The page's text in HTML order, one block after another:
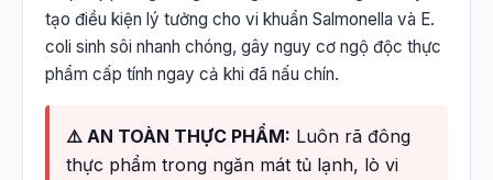
tạo điều kiện lý tưởng cho vi khuẩn Salmonella và E.
coli sinh sôi nhanh chóng, gây nguy cơ ngộ độc thực
phẩm cấp tính ngay cả khi đã nấu chín.
⚠️ AN TOÀN THỰC PHẨM: Luôn rã đông
thực phẩm trong ngăn mát tủ lạnh, lò vi